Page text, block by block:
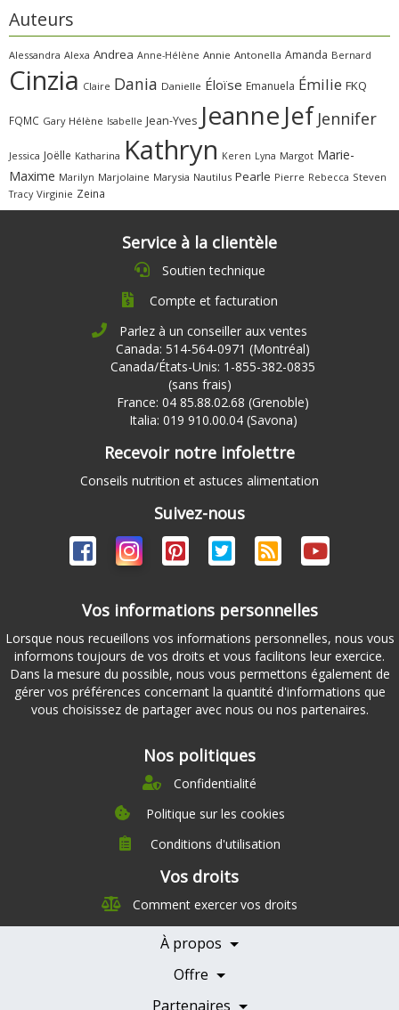
Auteurs
Alessandra Alexa Andrea Anne-Hélène Annie Antonella Amanda Bernard
Cinzia Claire Dania Danielle Éloïse Emanuela Émilie FKQ
FQMC Gary Hélène Isabelle Jean-Yves Jeanne Jef Jennifer
Jessica Joëlle Katharina Kathryn Keren Lyna Margot Marie-
Maxime Marilyn Marjolaine Marysia Nautilus Pearle Pierre Rebecca Steven
Tracy Virginie Zeina
Service à la clientèle
Soutien technique
Compte et facturation
Parlez à un conseiller aux ventes
Canada: 514-564-0971 (Montréal)
Canada/États-Unis: 1-855-382-0835
(sans frais)
France: 04 85.88.02.68 (Grenoble)
Italia: 019 910.00.04 (Savona)
Recevoir notre infolettre
Conseils nutrition et astuces alimentation
Suivez-nous
Vos informations personnelles
Lorsque nous recueillons vos informations personnelles, nous vous
informons toujours de vos droits et vous facilitons leur exercice.
Dans la mesure du possible, nous vous permettons également de
gérer vos préférences concernant la quantité d'informations que
vous choisissez de partager avec nous ou nos partenaires.
Nos politiques
Confidentialité
Politique sur les cookies
Conditions d'utilisation
Vos droits
Comment exercer vos droits
À propos
À propos
Nutrition
Offre
Témoignages
Partenaires
Nos partenaires
Devenir Partenaire
Professionnels de la santé